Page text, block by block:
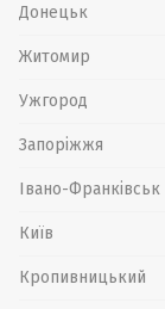
Донецьк
Житомир
Ужгород
Запоріжжя
Івано-Франківськ
Київ
Кропивницький